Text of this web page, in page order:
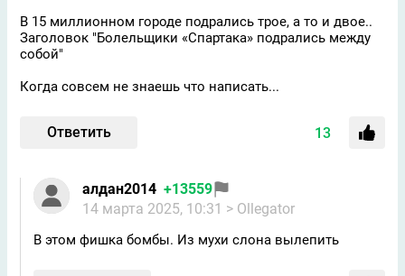
В 15 миллионном городе подрались трое, а то и двое..
Заголовок "Болельщики «Спартака» подрались между
собой"
Когда совсем не знаешь что написать...
Ответить 13
алдан2014 +13559
14 марта 2025, 10:31 > Ollegator
В этом фишка бомбы. Из мухи слона вылепить